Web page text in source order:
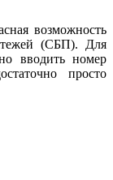
возможность
(СБП). Для
вводить номер
просто